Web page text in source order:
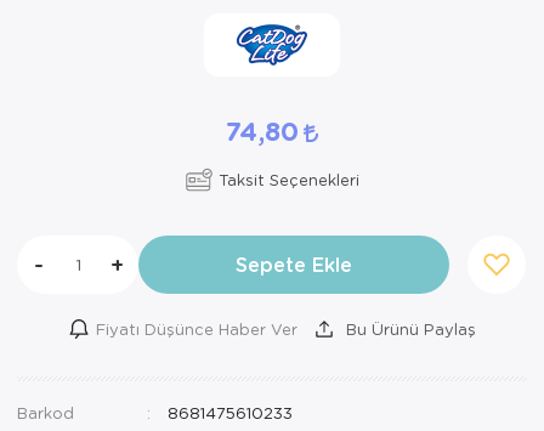
74,80
Taksit Seçenekleri
- + Sepete Ekle
Fiyatı Düşünce Haber Ver Bu Ürünü Paylaş
Barkod
8681475610233